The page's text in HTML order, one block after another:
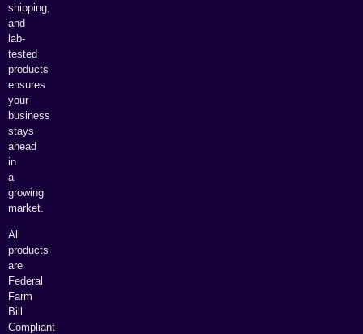
shipping,
and
lab-
tested
products
ensures
your
business
stays
ahead
in
a
growing
market.
All
products
are
Federal
Farm
Bill
Compliant